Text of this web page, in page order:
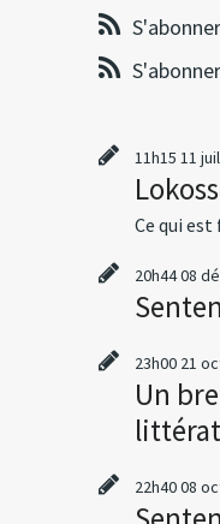
11h15 11
Ce qui
20h4408
23h00 21
Un
22h4008